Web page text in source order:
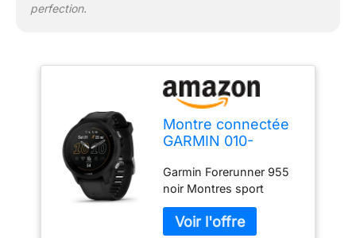
perfection.
Montre connectée
GARMIN 010-
Garmin Forerunner 955
noir Montres sport